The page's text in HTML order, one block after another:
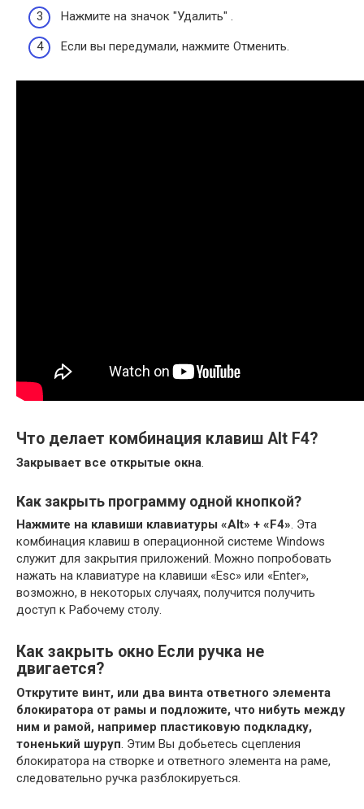
Нажмите на значок "Удалить" .
Если вы передумали, нажмите Отменить.
Что делает комбинация клавиш Alt F4?
Закрывает все открытые окна.
Как закрыть программу одной кнопкой?
Нажмите на клавиши клавиатуры «Alt» + «F4». Эта
комбинация клавиш в операционной системе Windows
служит для закрытия приложений. Можно попробовать
нажать на клавиатуре на клавиши «Esc» или «Enter»,
возможно, в некоторых случаях, получится получить
доступ к Рабочему столу.
Как закрыть окно Если ручка не
двигается?
Открутите винт, или два винта ответного элемента
блокиратора от рамы и подложите, что нибуть между
ним и рамой, например пластиковую подкладку,
тоненький шуруп. Этим Вы добьетесь сцепления
блокиратора на створке и ответного элемента на раме,
следовательно ручка разблокируеться.